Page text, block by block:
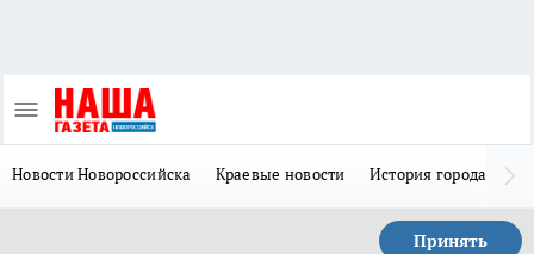
Новости Новороссийска Краевые новости История города Н
Принять